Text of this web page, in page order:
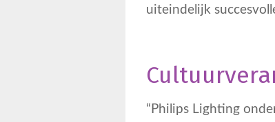
uiteindelijk
“Philips Lighting